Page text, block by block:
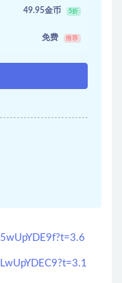
49.95金币 5折
免费 推荐